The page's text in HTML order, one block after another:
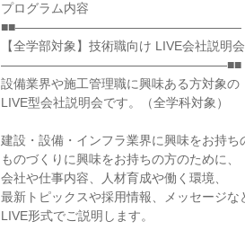
プログラム内容
■■――――――――――――――――――
【全学部対象】技術職向け LIVE会社説明会
――――――――――――――――――■■
設備業界や施工管理職に興味ある方対象の
LIVE型会社説明会です。（全学科対象）
建設・設備・インフラ業界に興味をお持ち
ものづくりに興味をお持ちの方のために、
会社や仕事内容、人材育成や働く環境、
最新トピックスや採用情報、メッセージな
LIVE形式でご説明します。